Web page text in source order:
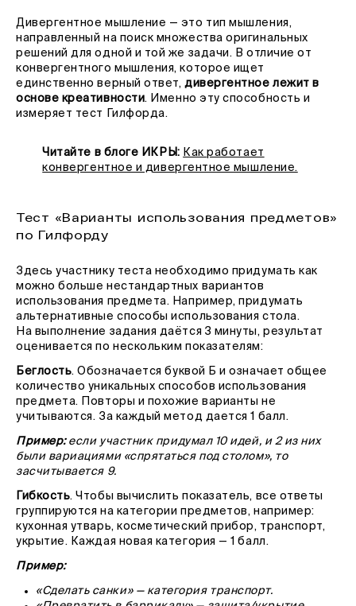
Дивергентное мышление — это тип мышления,
направленный на поиск множества оригинальных
решений для одной и той же задачи. В отличие от
конвергентного мышления, которое ищет
единственно верный ответ,дивергентное лежит в
основе креативности. Именно эту способность и
измеряет тест Гилфорда.
Читайте в блоге ИКРЫ: Как работает
конвергентное и дивергентное мышление.
Тест «Варианты использования предметов»
по Гилфорду
Здесь участнику теста необходимо придумать как
можно больше нестандартных вариантов
использования предмета. Например, придумать
альтернативные способы использования стола.
На выполнение задания даётся 3 минуты, результат
оценивается по нескольким показателям:
Беглость. Обозначается буквой Б и означает общее
количество уникальных способов использования
предмета. Повторы и похожие варианты не
учитываются. За каждый метод дается 1 балл.
Пример:если участник придумал 10 идей, и 2 из них
были вариациями «спрятаться под столом», то
засчитывается 9.
Гибкость. Чтобы вычислить показатель, все ответы
группируются на категории предметов, например:
кухонная утварь, косметический прибор, транспорт,
укрытие. Каждая новая категория — 1 балл.
Пример:
«Сделать санки» — категория транспорт.